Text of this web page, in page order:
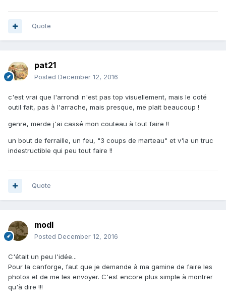
Quote
pat21
Posted December 12, 2016
c'est vrai que l'arrondi n'est pas top visuellement, mais le coté
outil fait, pas à l'arrache, mais presque, me plait beaucoup !
genre, merde j'ai cassé mon couteau à tout faire !!
un bout de ferraille, un feu, "3 coups de marteau" et v'la un truc
indestructible qui peu tout faire !!
Quote
modl
Posted December 12, 2016
C'était un peu l'idée...
Pour la canforge, faut que je demande à ma gamine de faire les
photos et de me les envoyer. C'est encore plus simple à montrer
qu'à dire !!!